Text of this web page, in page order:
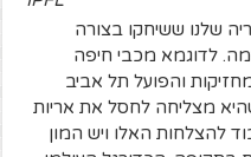
שלנו ששיחקו בצורה
לדוגמא מכבי חיפה
והפועל תל אביב
מצליחה לחסל את אריות
להצלחות האלו ויש המון